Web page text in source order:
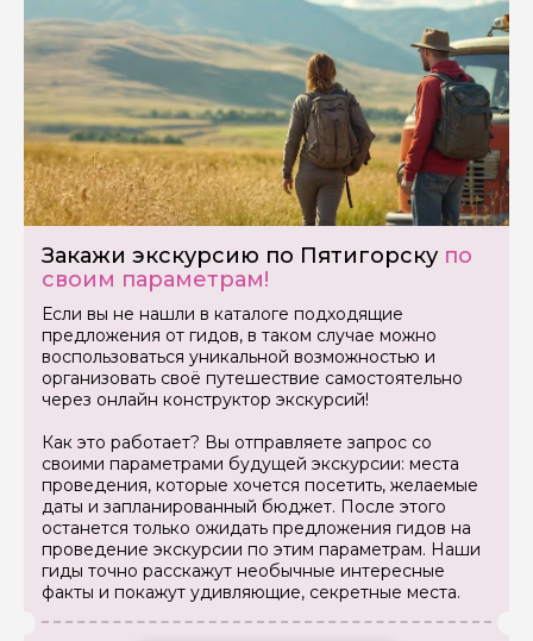
Закажи экскурсию по Пятигорску по
своим параметрам!
Если вы не нашли в каталоге подходящие
предложения от гидов, в таком случае можно
воспользоваться уникальной возможностью и
организовать своё путешествие самостоятельно
через онлайн конструктор экскурсий!
Как это работает? Вы отправляете запрос со
своими параметрами будущей экскурсии: места
проведения, которые хочется посетить, желаемые
даты и запланированный бюджет. После этого
останется только ожидать предложения гидов на
проведение экскурсии по этим параметрам. Наши
гиды точно расскажут необычные интересные
факты и покажут удивляющие, секретные места.
Задайте свой вопрос гиду
Как вас зовут
Ваша электронная почта
Ваш номер телефона
Вопросы и комментарии
Если у вас есть интересующие вопросы, можете их
задать